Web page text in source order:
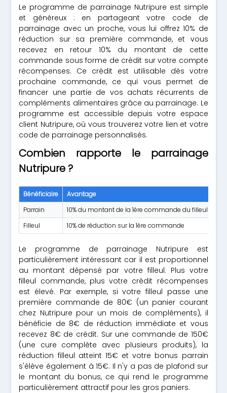
Le programme de parrainage Nutripure est simple
et généreux : en partageant votre code de
parrainage avec un proche, vous lui offrez 10% de
réduction sur sa première commande, et vous
recevez en retour 10% du montant de cette
commande sous forme de crédit sur votre compte
récompenses. Ce crédit est utilisable dès votre
prochaine commande, ce qui vous permet de
financer une partie de vos achats récurrents de
compléments alimentaires grâce au parrainage. Le
programme est accessible depuis votre espace
client Nutripure, où vous trouverez votre lien et votre
code de parrainage personnalisés.
Combien rapporte le parrainage
Nutripure ?
Bénéficiaire
Avantage
Parrain
10% du montant de la 1ère commande du filleul
Filleul
10% de réduction sur la 1ère commande
Le programme de parrainage Nutripure est
particulièrement intéressant car il est proportionnel
au montant dépensé par votre filleul. Plus votre
filleul commande, plus votre crédit récompenses
est élevé. Par exemple, si votre filleul passe une
première commande de 80€ (un panier courant
chez Nutripure pour un mois de compléments), il
bénéficie de 8€ de réduction immédiate et vous
recevez 8€ de crédit. Sur une commande de 150€
(une cure complète avec plusieurs produits), la
réduction filleul atteint 15€ et votre bonus parrain
s'élève également à 15€. Il n'y a pas de plafond sur
le montant du bonus, ce qui rend le programme
particulièrement attractif pour les gros paniers.